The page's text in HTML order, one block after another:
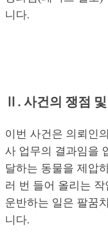
니다.
Ⅱ. 사건의 쟁점
이번 사건은 의뢰인
사 업무의 결과임을
달하는 동물을 제압
러 번 들어 올리는
운반하는 일은 팔꿈
니다.